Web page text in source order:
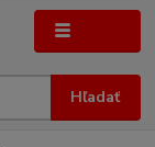
Hľadať